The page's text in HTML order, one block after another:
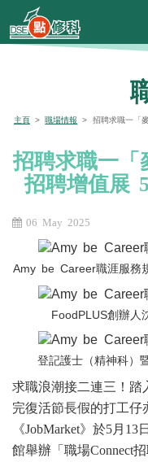
主頁>職場情報 > 招聘求職一「
招聘求職一「
招聘增值展
06 May 2025
Amy be Career職涯服務
FoodPLUS創辦人
登記護士（精神科）
求職浪潮接二連三！踏
完復活節長假的打工仔
《JobMarket》於5月
館舉辦「職場Connect